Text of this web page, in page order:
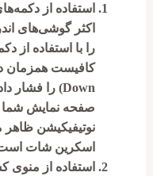
استفاده از
اکثر گوشی‌های
را با استفاده از
کافیست همزمان
Down) را فشار
صفحه نمایش
نوتیفیکیشن
اسکرین شات
استفاده از منوی